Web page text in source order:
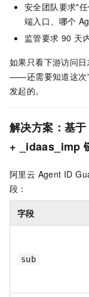
安全团队要求"
端入口、哪个
监管要求 90 天
如果只看下游访问
——还需要知道这次"
发起的。
解决方案：基
+ _idaas_imp
阿里云 Agent ID
段：
字段
sub